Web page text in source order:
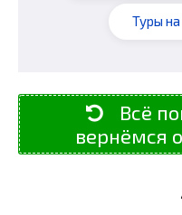
Туры
Всё
вернёмся